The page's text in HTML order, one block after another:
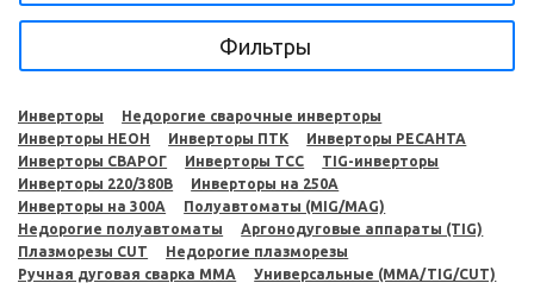
Фильтры
Инверторы
Недорогие сварочные инверторы
Инверторы НЕОН
Инверторы ПТК
Инверторы РЕСАНТА
Инверторы СВАРОГ
Инверторы ТСС
TIG-инверторы
Инверторы 220/380В
Инверторы на 250A
Инверторы на 300A
Полуавтоматы (MIG/MAG)
Недорогие полуавтоматы
Аргонодуговые аппараты (TIG)
Плазморезы CUT
Недорогие плазморезы
Ручная дуговая сварка MMA
Универсальные (MMA/TIG/CUT)